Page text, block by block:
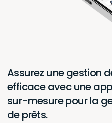
Assurez une gestion
efficace avec une
sur-mesure pour la
de prêts.